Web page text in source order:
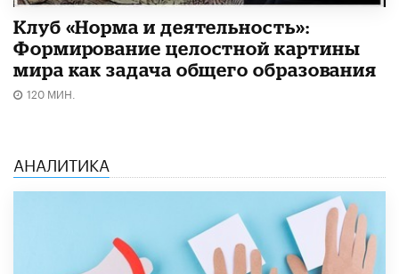
Клуб «Норма и деятельность»:
Формирование целостной картины
мира как задача общего образования
120 МИН.
АНАЛИТИКА